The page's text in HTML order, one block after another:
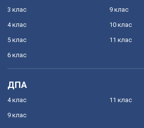
3 клас
4 клас
5 клас
6 клас
9 клас
10 клас
11 клас
ДПА
4 клас
9 клас
11 клас